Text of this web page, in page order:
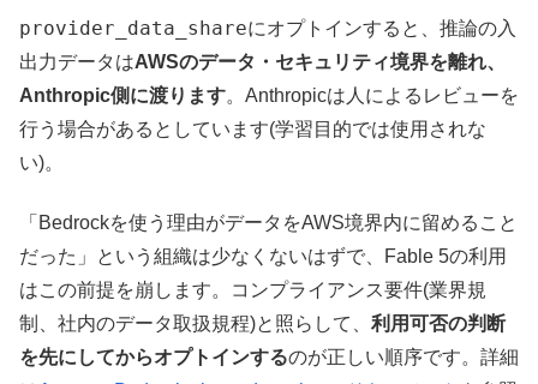
provider_data_shareにオプトインすると、推論の入
出力データはAWSのデータ・セキュリティ境界を離れ、
Anthropic側に渡ります。Anthropicは人によるレビューを
行う場合があるとしています(学習目的では使用されな
い)。
「Bedrockを使う理由がデータをAWS境界内に留めること
だった」という組織は少なくないはずで、Fable 5の利用
はこの前提を崩します。コンプライアンス要件(業界規
制、社内のデータ取扱規程)と照らして、 利用可否の判断
を先にしてからオプトインするのが正しい順序です。詳細